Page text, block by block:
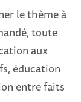
le thème à
toute
aux
éducation
entre faits